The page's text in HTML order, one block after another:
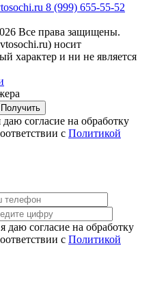
8 (999) 655-55-52
Все права защищены.
носит
характер и ни не является
согласие на обработку
с Политикой
согласие на обработку
с Политикой